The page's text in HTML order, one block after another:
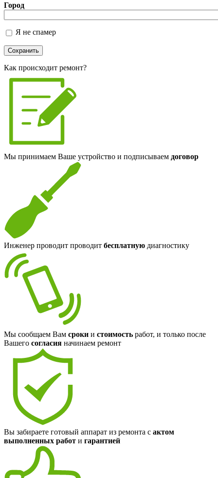
Город
Я не спамер
Я спамер
Как происходит ремонт?
Мы принимаем Ваше устройство и подписываем договор
Инженер проводит проводит бесплатную диагностику
Мы сообщаем Вам сроки и стоимость работ, и только после
Вашего согласия начинаем ремонт
Вы забираете готовый аппарат из ремонта с актом
выполненных работ и гарантией